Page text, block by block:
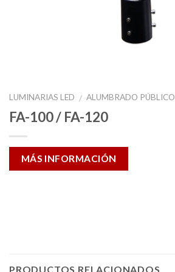
LUMINARIAS LED / ALUMBRADO PÚBLICO
FA-100 / FA-120
MÁS INFORMACIÓN
PRODUCTOS RELACIONADOS